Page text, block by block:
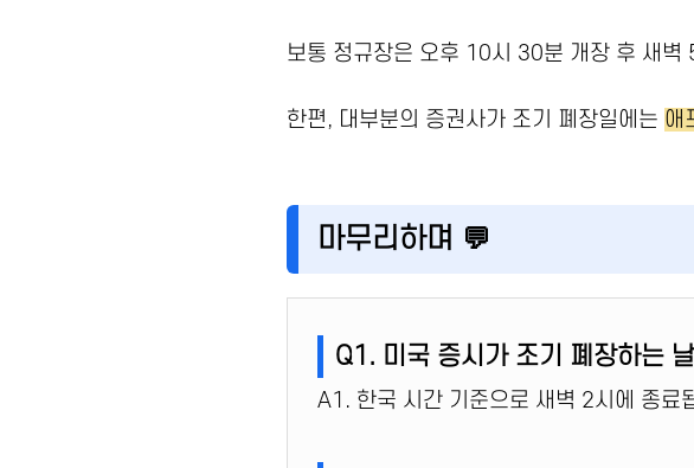
보통 정규장은 오후 10시 30분 개장 후 새벽
한편, 대부분의 증권사가 조기 폐장일에는 애
마무리하며 💬
Q1. 미국 증시가 조기 폐장하는
A1. 한국 시간 기준으로 새벽 2시에 종료